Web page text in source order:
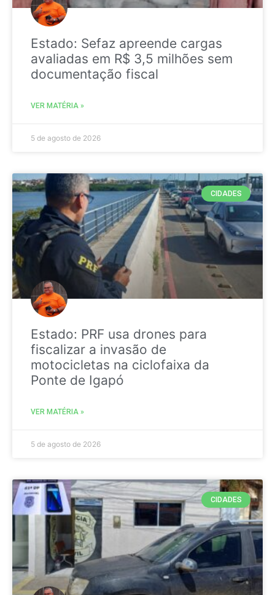
Estado: Sefaz apreende cargas
avaliadas em R$ 3,5 milhões sem
documentação fiscal
VER MATÉRIA »
5 de agosto de 2026
CIDADES
Estado: PRF usa drones para
fiscalizar a invasão de
motocicletas na ciclofaixa da
Ponte de Igapó
VER MATÉRIA »
5 de agosto de 2026
CIDADES